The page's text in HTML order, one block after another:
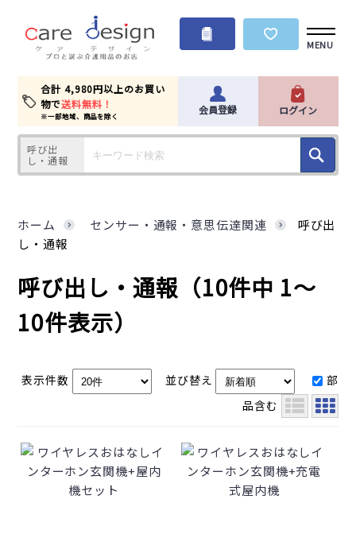
MENU
合計 4,980円以上のお買い
物で送料無料！
※一部地域、商品を除く 会員登録 ログイン
呼び出
し・通報
ホーム センサー・通報・意思伝達関連
呼び出
し・通報
呼び出し・通報 （10件中 1～
10件表示）
表示件数 並び替え
部
品含む